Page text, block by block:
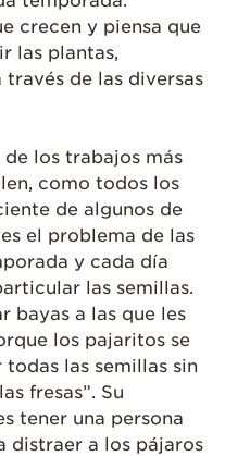
crecen y piensa que
las plantas,
través de las diversas
de los trabajos más
como todos los
de algunos de
el problema de las
y cada día
las semillas.
bayas a las que les
los pajaritos se
las semillas sin
fresas”. Su
tener una persona
distraer a los pájaros